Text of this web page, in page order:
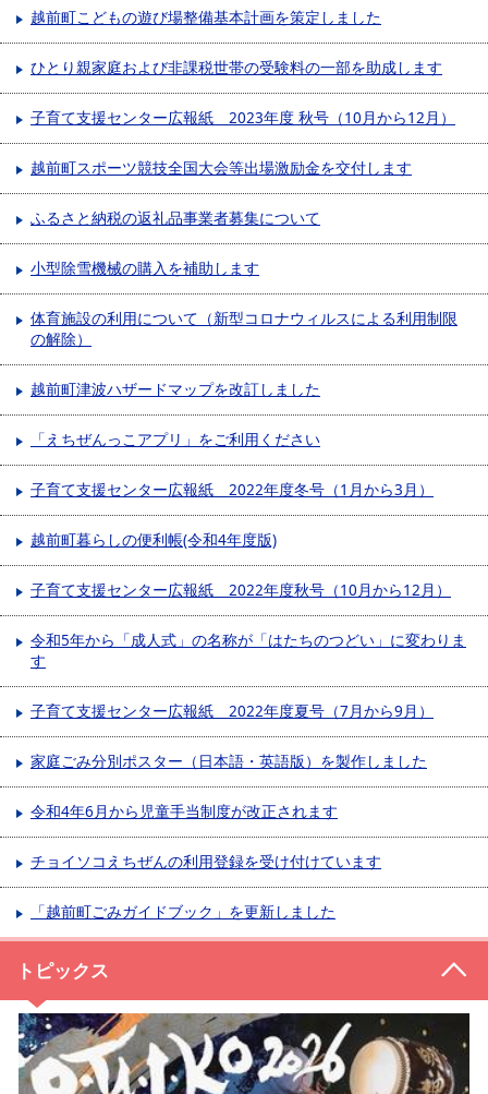
越前町こどもの遊び場整備基本計画を策定しました
ひとり親家庭および非課税世帯の受験料の一部を助成します
子育て支援センター広報紙 2023年度 秋号（10月から12月）
越前町スポーツ競技全国大会等出場激励金を交付します
ふるさと納税の返礼品事業者募集について
小型除雪機械の購入を補助します
体育施設の利用について（新型コロナウィルスによる利用制限
の解除）
越前町津波ハザードマップを改訂しました
「えちぜんっこアプリ」をご利用ください
子育て支援センター広報紙 2022年度冬号（1月から3月）
越前町暮らしの便利帳(令和4年度版)
子育て支援センター広報紙 2022年度秋号（10月から12月）
令和5年から「成人式」の名称が「はたちのつどい」に変わりま
す
子育て支援センター広報紙 2022年度夏号（7月から9月）
家庭ごみ分別ポスター（日本語・英語版）を製作しました
令和4年6月から児童手当制度が改正されます
チョイソコえちぜんの利用登録を受け付けています
「越前町ごみガイドブック」を更新しました
トピックス